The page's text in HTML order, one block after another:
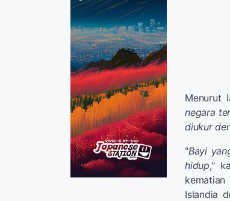
Menurut
negara
diukur
"Bayi
hidup,"
Islandia